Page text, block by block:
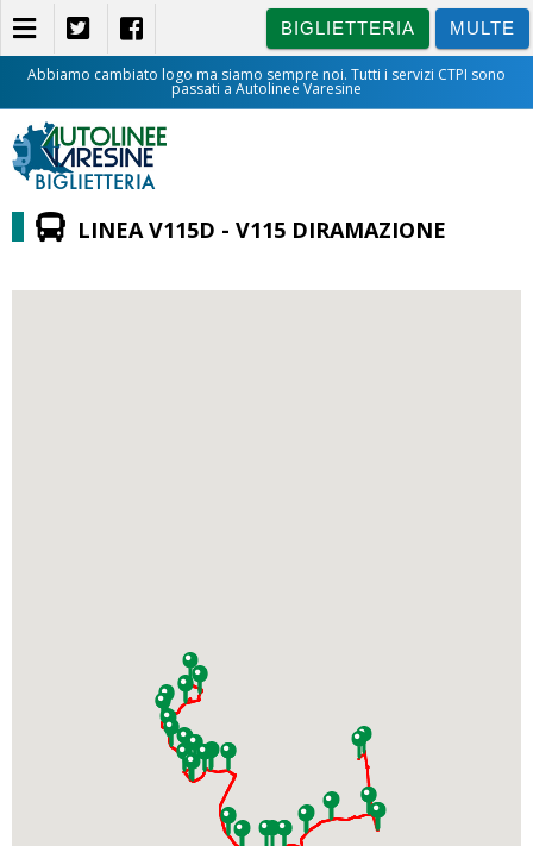
BIGLIETTERIA MULTE
Abbiamo cambiato logo ma siamo sempre noi. Tutti i servizi CTPI sono
passati a Autolinee Varesine
BIGLIETTERIA
LINEA V115D - V115 DIRAMAZIONE